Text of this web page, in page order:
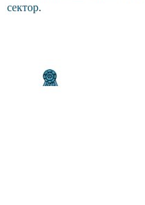
сектор.